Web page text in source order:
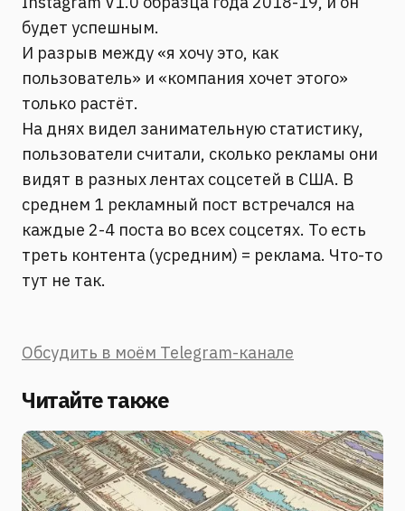
будет успешным.
И разрыв между «я хочу это, как
пользователь» и «компания хочет этого»
только растёт.
На днях видел занимательную статистику,
пользователи считали, сколько рекламы они
видят в разных лентах соцсетей в США. В
среднем 1 рекламный пост встречался на
каждые 2-4 поста во всех соцсетях. То есть
треть контента (усредним) = реклама. Что-то
тут не так.
Обсудить в моём Telegram-канале
Читайте также